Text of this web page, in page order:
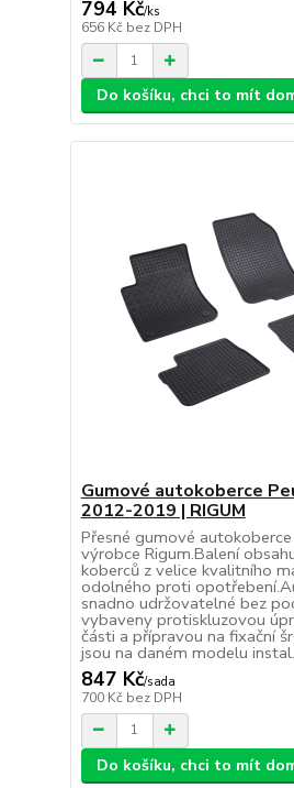
794 Kč/ks
656 Kč bez DPH
Do košíku, chci to mít
Gumové autokoberce
2012-2019 | RIGUM
Přesné gumové
výrobce Rigum.Balení
koberců z velice kvalitního
odolného proti
snadno udržovatelné bez
vybaveny protiskluzovou
části a přípravou na fixační
jsou na daném modelu
847 Kč/sada
700 Kč bez DPH
Do košíku, chci to mít